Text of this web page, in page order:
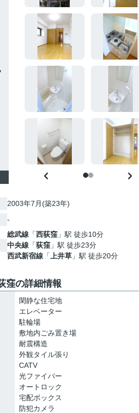
2003年7月(築23年)
-
総武線 「西荻窪 」駅 徒歩10分
中央線 「荻窪 」駅 徒歩23分
西武新宿線 「 上井草 」駅 徒歩20分
窪の詳細情報
閑静な住宅地
エレベーター
駐輪場
敷地内ごみ置き場
耐震構造
外観タイル張り
CATV
光ファイバー
オートロック
宅配ボックス
防犯カメラ